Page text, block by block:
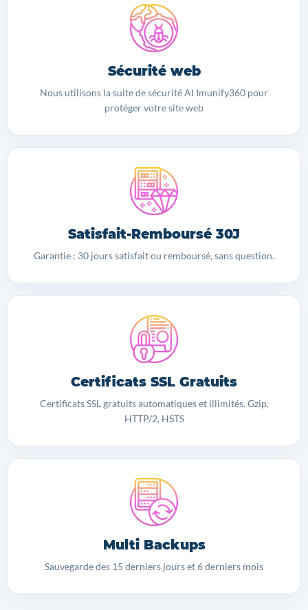
Sécurité web
Nous utilisons la suite de sécurité AI Imunify360 pour
protéger votre site web
Satisfait-Remboursé 30J
Garantie : 30 jours satisfait ou remboursé, sans question.
Certificats SSL Gratuits
Certificats SSL gratuits automatiques et illimités. Gzip,
HTTP/2, HSTS
Multi Backups
Sauvegarde des 15 derniers jours et 6 derniers mois